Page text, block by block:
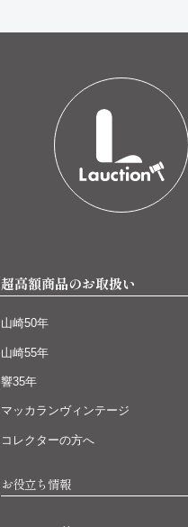
超高額商品のお取扱い
山崎50年
山崎55年
響35年
マッカランヴィンテージ
コレクターの方へ
お役立ち情報